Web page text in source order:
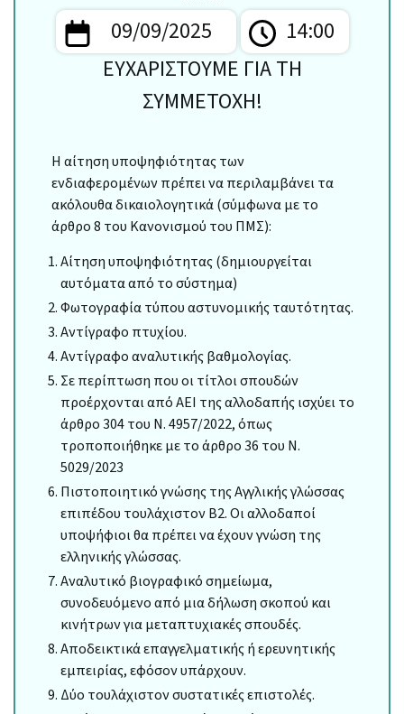
09/09/2025
14:00
ΕΥΧΑΡΙΣΤΟΥΜΕ ΓΙΑ ΤΗ
ΣΥΜΜΕΤΟΧΗ!
Η αίτηση υποψηφιότητας των
ενδιαφερομένων πρέπει να περιλαμβάνει τα
ακόλουθα δικαιολογητικά (σύμφωνα με το
άρθρο 8 του Κανονισμού του ΠΜΣ):
Αίτηση υποψηφιότητας (δημιουργείται
αυτόματα από το σύστημα)
Φωτογραφία τύπου αστυνομικής ταυτότητας.
Αντίγραφο πτυχίου.
Αντίγραφο αναλυτικής βαθμολογίας.
Σε περίπτωση που οι τίτλοι σπουδών
προέρχονται από ΑΕΙ της αλλοδαπής ισχύει το
άρθρο 304 του Ν. 4957/2022, όπως
τροποποιήθηκε με το άρθρο 36 του Ν.
5029/2023
Πιστοποιητικό γνώσης της Αγγλικής γλώσσας
επιπέδου τουλάχιστον Β2. Οι αλλοδαποί
υποψήφιοι θα πρέπει να έχουν γνώση της
ελληνικής γλώσσας.
Αναλυτικό βιογραφικό σημείωμα,
συνοδευόμενο από μια δήλωση σκοπού και
κινήτρων για μεταπτυχιακές σπουδές.
Αποδεικτικά επαγγελματικής ή ερευνητικής
εμπειρίας, εφόσον υπάρχουν.
Δύο τουλάχιστον συστατικές επιστολές.